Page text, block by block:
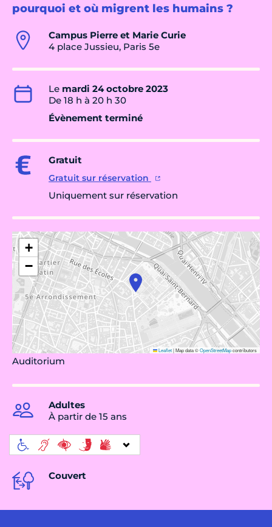
pourquoi et où migrent les humains ?
Campus Pierre et Marie Curie
4 place Jussieu, Paris 5e
Le mardi 24 octobre 2023
De 18 h à 20 h 30
Évènement terminé
Gratuit
Gratuit sur réservation
Uniquement sur réservation
+
−
Leaflet|Map data ©OpenStreetMapcontributors
Auditorium
Adultes
À partir de 15 ans
Couvert